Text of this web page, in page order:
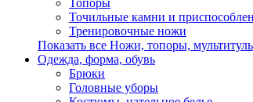
Топоры
Точильные камни и
Тренировочные ножи
Показать все Ножи, топоры,
Одежда, форма, обувь
Брюки
Головные уборы